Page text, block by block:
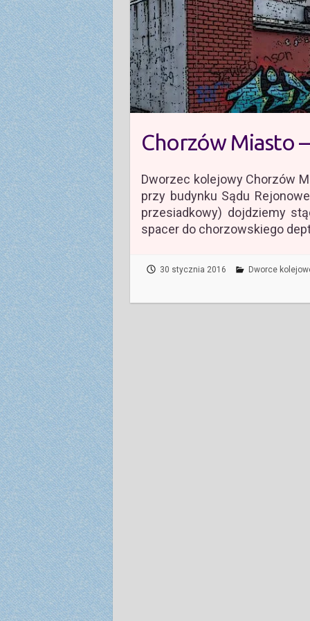
Chorzów Miasto
Dworzec kolejowy Chorzów
przy budynku Sądu
przesiadkowy) dojdziemy
spacer do chorzowskiego
30 stycznia 2016 Dworce